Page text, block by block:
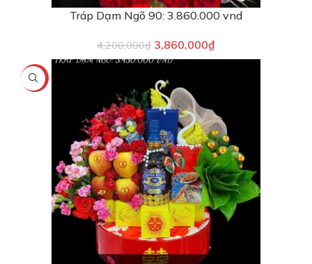
Tráp Dạm Ngõ 90: 3.860.000 vnd
4,200,000₫ 3,860,000₫
-9%